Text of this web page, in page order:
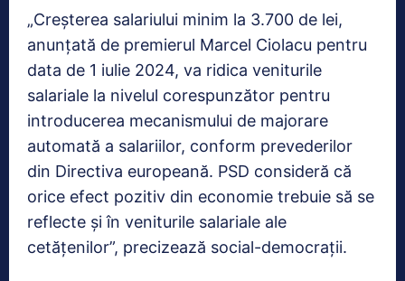
„Creşterea salariului minim la 3.700 de lei,
anunţată de premierul Marcel Ciolacu pentru
data de 1 iulie 2024, va ridica veniturile
salariale la nivelul corespunzător pentru
introducerea mecanismului de majorare
automată a salariilor, conform prevederilor
din Directiva europeană. PSD consideră că
orice efect pozitiv din economie trebuie să se
reflecte şi în veniturile salariale ale
cetăţenilor”, precizează social-democrații.